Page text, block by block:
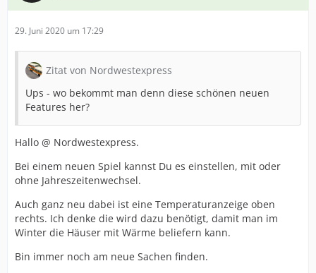
29. Juni 2020 um 17:29
Zitat von Nordwestexpress
Ups - wo bekommt man denn diese schönen neuen
Features her?
Hallo @ Nordwestexpress.
Bei einem neuen Spiel kannst Du es einstellen, mit oder
ohne Jahreszeitenwechsel.
Auch ganz neu dabei ist eine Temperaturanzeige oben
rechts. Ich denke die wird dazu benötigt, damit man im
Winter die Häuser mit Wärme beliefern kann.
Bin immer noch am neue Sachen finden.